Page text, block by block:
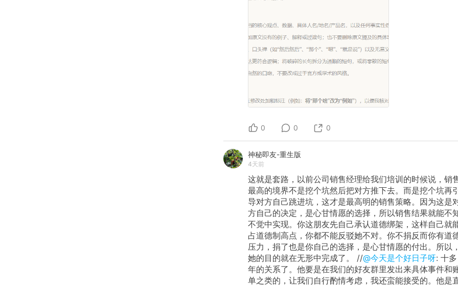
0 0 0
神秘即友-重生版
4天前
这就是套路，以前公司销售经理给我们培训的时候说，销
最高的境界不是挖个坑然后把对方推下去。而是挖个坑再
导对方自己跳进坑，这才是最高明的销售策略。因为这是
方自己的决定，是心甘情愿的选择，所以销售结果就能不
不觉中实现。你这朋友先自己承认道德绑架，这样自己就
占道德制高点，你都不能反驳她不对。你不捐反而你有道
压力，捐了也是你自己的选择，是心甘情愿的付出。所以，
她的目的就在无形中完成了。 //@今天是个好日子呀: 十多
年的关系了。他要是在我们的好友群里发出来具体事件和
单之类的，让我们自行酌情考虑，我还蛮能接受的。他是